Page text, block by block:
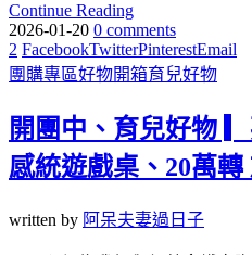
Continue Reading
2026-01-20 0 comments
2 FacebookTwitterPinterestEmail
團購專區好物開箱育兒好物
開團中、育兒好物
感統遊戲桌、20萬
written by 阿呆夫妻過日子